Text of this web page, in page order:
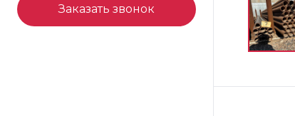
Заказать звонок